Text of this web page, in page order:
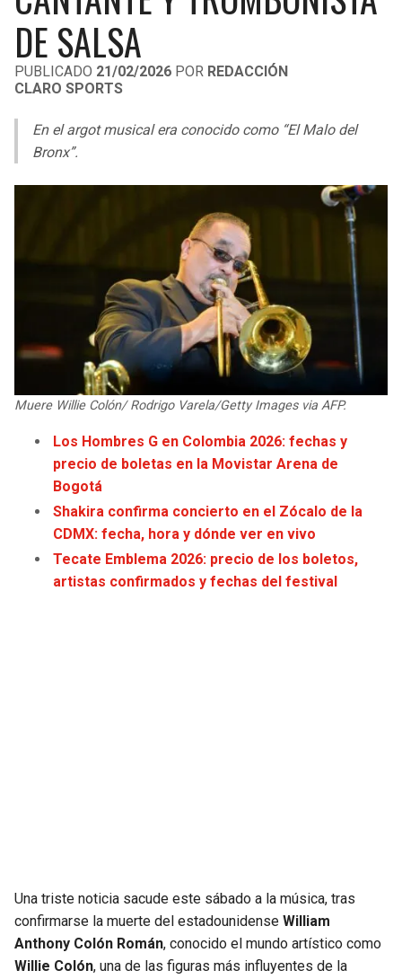
LIGA DE EXPANSIÓN MX
LEAGUES CUP
UEFA EUROPA LEAGUE
UEFA CONFERENCE LEAGUE
MLS
COPA LIBERTADORES
DE SALSA
PUBLICADO 21/02/2026 POR REDACCIÓN
CLARO SPORTS
En el argot musical era conocido como “El Malo del
Bronx”.
Muere Willie Colón/ Rodrigo Varela/Getty Images via AFP.
Los Hombres G en Colombia 2026: fechas y
precio de boletas en la Movistar Arena de
Bogotá
Shakira confirma concierto en el Zócalo de la
CDMX: fecha, hora y dónde ver en vivo
Tecate Emblema 2026: precio de los boletos,
artistas confirmados y fechas del festival
Una triste noticia sacude este sábado a la música, tras
confirmarse la muerte del estadounidense William
Anthony Colón Román, conocido el mundo artístico como
Willie Colón, una de las figuras más influyentes de la